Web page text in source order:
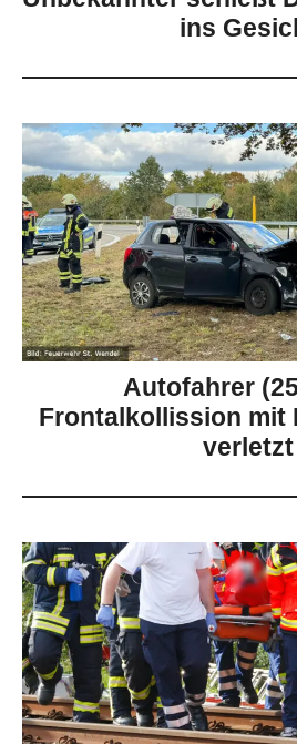
ins
Autofahrer
Frontalkollission mit
verletzt